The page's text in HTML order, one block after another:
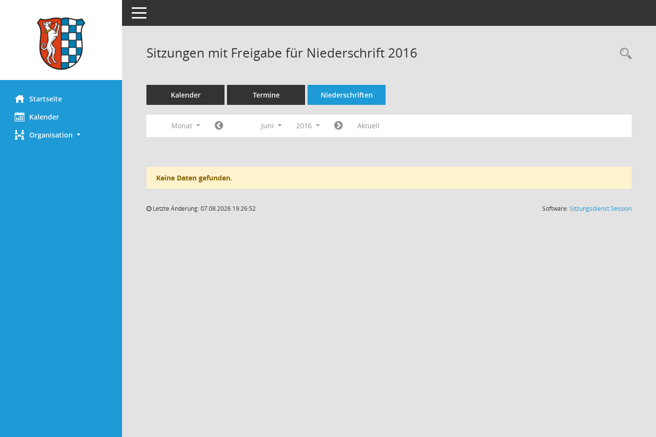
Startseite
Kalender
Organisation
Toggle navigation
Sitzungen mit Freigabe für Niederschrift 2016
Kalender Termine Niederschriften
Monat Juni 2016 Aktuell
Keine Daten gefunden.
Letzte Änderung: 07.08.2026 19:26:52 Software:SitzungsdienstSession(Wird in